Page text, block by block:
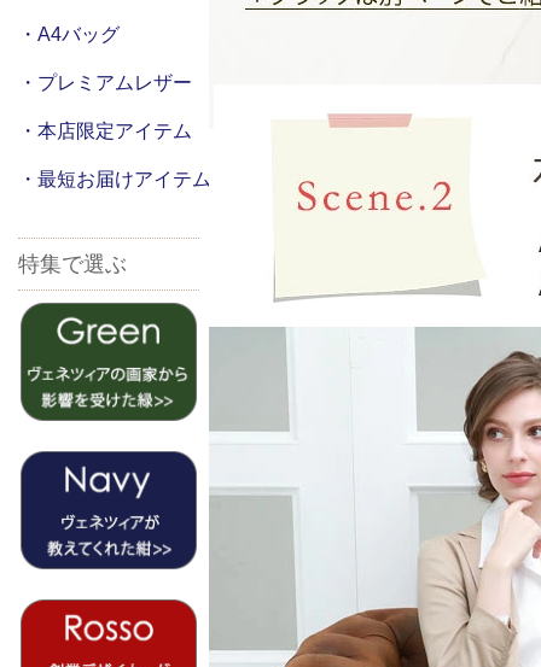
・A4バッグ
・プレミアムレザー
・本店限定アイテム
・最短お届けアイテム
特集で選ぶ